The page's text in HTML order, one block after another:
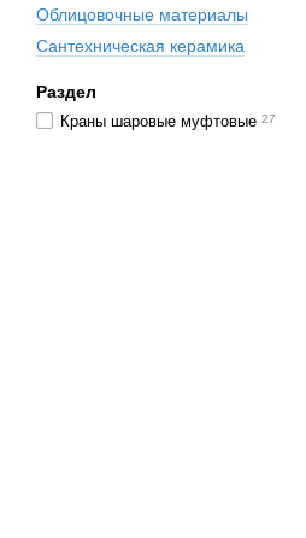
Облицовочные материалы
Сантехническая керамика
Раздел
Краны шаровые муфтовые 27